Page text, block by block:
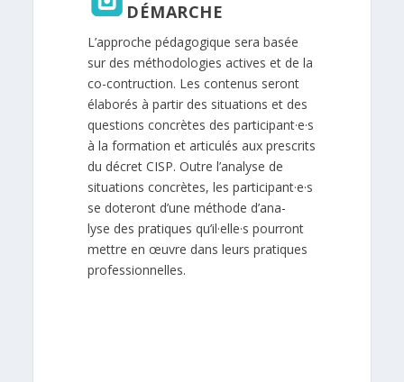
DÉMARCHE
L’approche pédagogique sera basée
sur des méthodologies actives et de la
co-contruction. Les contenus seront
élaborés à partir des situations et des
questions concrètes des participant·e·s
à la formation et articulés aux prescrits
du décret CISP. Outre l’analyse de
situations concrètes, les participant·e·s
se doteront d’une méthode d’ana-
lyse des pratiques qu’il·elle·s pourront
mettre en œuvre dans leurs pratiques
professionnelles.